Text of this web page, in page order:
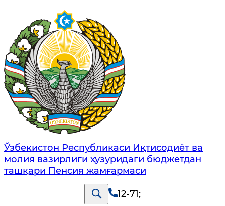
Ўзбекистон Республикаси Иқтисодиёт ва
молия вазирлиги ҳузуридаги бюджетдан
ташқари Пенсия жамғармаси
12-71;